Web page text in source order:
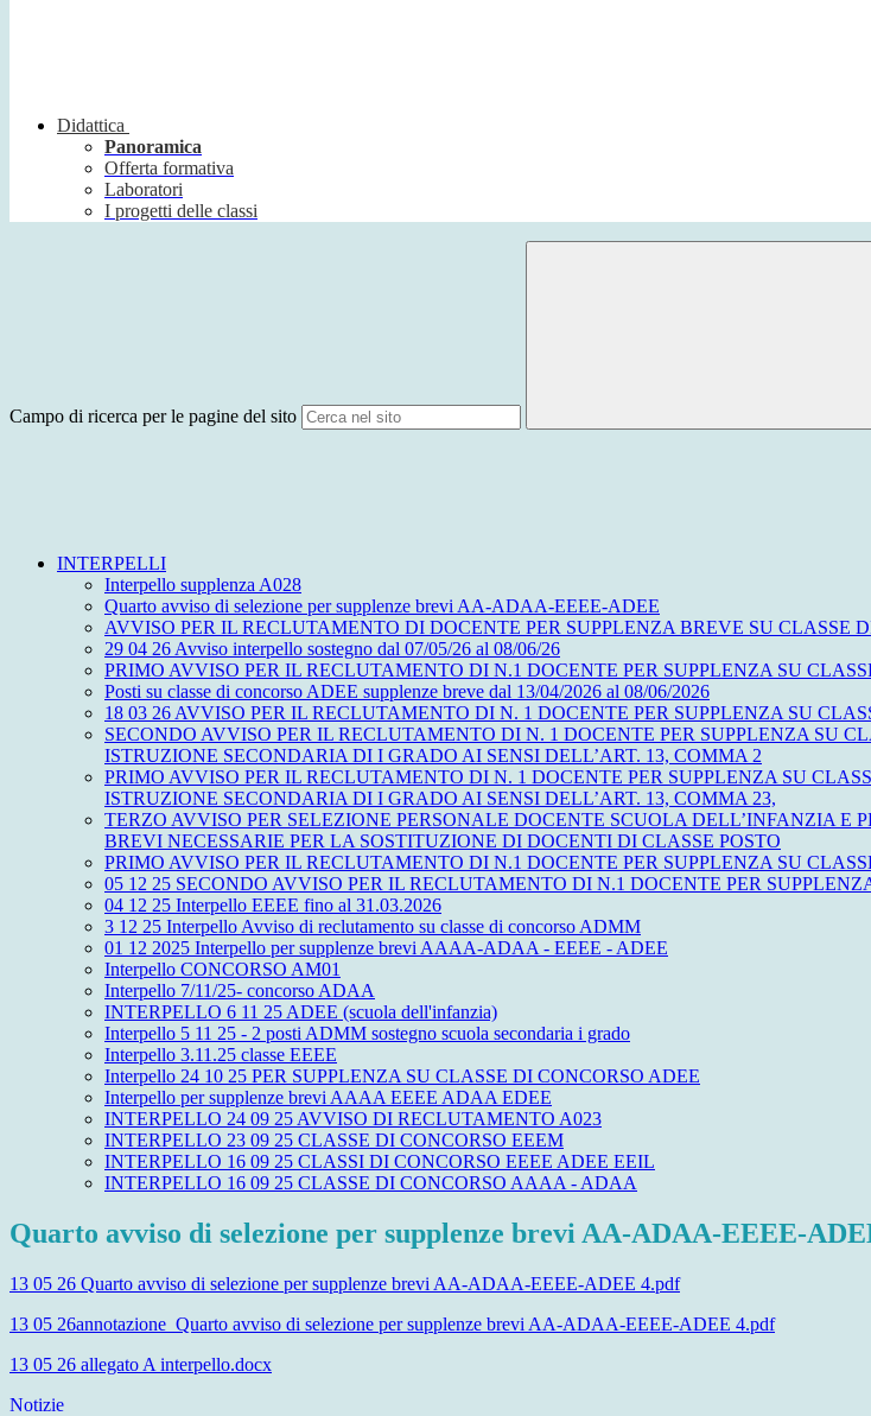
Didattica
Panoramica
Offerta formativa
Laboratori
I progetti delle classi
Campo di ricerca per le pagine del sito
INTERPELLI
Interpello supplenza A028
Quarto avviso di selezione per supplenze brevi AA-ADAA-EEEE-ADEE
AVVISO PER IL RECLUTAMENTO DI DOCENTE PER SUPPLENZA BREVE SU CLASSE
29 04 26 Avviso interpello sostegno dal 07/05/26 al 08/06/26
PRIMO AVVISO PER IL RECLUTAMENTO DI N.1 DOCENTE PER SUPPLENZA SU
Posti su classe di concorso ADEE supplenze breve dal 13/04/2026 al 08/06/2026
18 03 26 AVVISO PER IL RECLUTAMENTO DI N. 1 DOCENTE PER SUPPLENZA SU
SECONDO AVVISO PER IL RECLUTAMENTO DI N. 1 DOCENTE PER SUPPLENZA SU
ISTRUZIONE SECONDARIA DI I GRADO AI SENSI DELL’ART. 13, COMMA 2
PRIMO AVVISO PER IL RECLUTAMENTO DI N. 1 DOCENTE PER SUPPLENZA SU
ISTRUZIONE SECONDARIA DI I GRADO AI SENSI DELL’ART. 13, COMMA 23,
TERZO AVVISO PER SELEZIONE PERSONALE DOCENTE SCUOLA DELL’INFANZIA
BREVI NECESSARIE PER LA SOSTITUZIONE DI DOCENTI DI CLASSE POSTO
PRIMO AVVISO PER IL RECLUTAMENTO DI N.1 DOCENTE PER SUPPLENZA SU
05 12 25 SECONDO AVVISO PER IL RECLUTAMENTO DI N.1 DOCENTE PER
04 12 25 Interpello EEEE fino al 31.03.2026
3 12 25 Interpello Avviso di reclutamento su classe di concorso ADMM
01 12 2025 Interpello per supplenze brevi AAAA-ADAA - EEEE - ADEE
Interpello CONCORSO AM01
Interpello 7/11/25- concorso ADAA
INTERPELLO 6 11 25 ADEE (scuola dell'infanzia)
Interpello 5 11 25 - 2 posti ADMM sostegno scuola secondaria i grado
Interpello 3.11.25 classe EEEE
Interpello 24 10 25 PER SUPPLENZA SU CLASSE DI CONCORSO ADEE
Interpello per supplenze brevi AAAA EEEE ADAA EDEE
INTERPELLO 24 09 25 AVVISO DI RECLUTAMENTO A023
INTERPELLO 23 09 25 CLASSE DI CONCORSO EEEM
INTERPELLO 16 09 25 CLASSI DI CONCORSO EEEE ADEE EEIL
INTERPELLO 16 09 25 CLASSE DI CONCORSO AAAA - ADAA
Quarto avviso di selezione per supplenze brevi AA-ADAA-EEEE-
13 05 26 Quarto avviso di selezione per supplenze brevi AA-ADAA-EEEE-ADEE 4.pdf
13 05 26annotazione_Quarto avviso di selezione per supplenze brevi AA-ADAA-EEEE-ADEE 4.pdf
13 05 26 allegato A interpello.docx
Notizie